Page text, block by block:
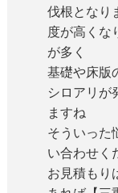
伐根となり
度が高くな
が多く
基礎や床版
シロアリが
ますね
そういった
い合わせく
お見積もり